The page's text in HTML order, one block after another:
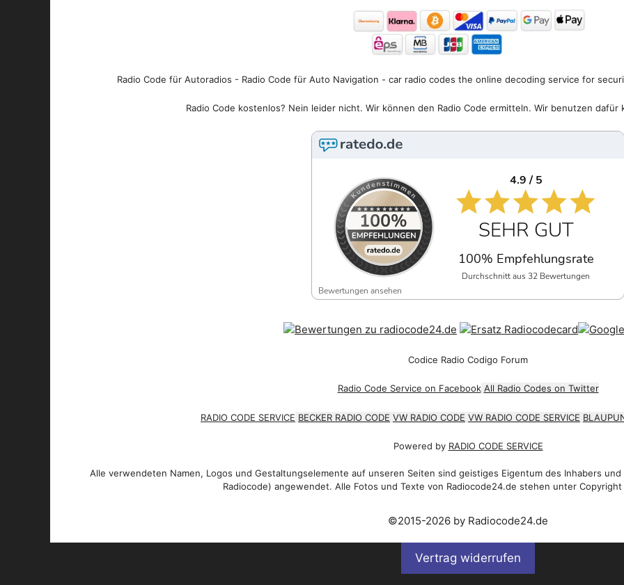
Radio Code für Autoradios - Radio Code für Auto Navigation - car radio codes the online decoding service for
Radio Code kostenlos? Nein leider nicht. Wir können den Radio Code ermitteln. Wir benutzen dafür
4.9 / 5
SEHR GUT
100% Empfehlungsrate
Durchschnitt aus 32 Bewertungen
Bewertungen ansehen
Codice Radio Codigo Forum
Radio Code Service on Facebook All Radio Codes on Twitter
RADIO CODE SERVICE BECKER RADIO CODE VW RADIO CODE VW RADIO CODE SERVICE
Powered by RADIO CODE SERVICE
Alle verwendeten Namen, Logos und Gestaltungselemente auf unseren Seiten sind geistiges Eigentum des Inhabers
Radiocode) angewendet. Alle Fotos und Texte von Radiocode24.de stehen unter
©2015-2026 by Radiocode24.de
Vertrag widerrufen